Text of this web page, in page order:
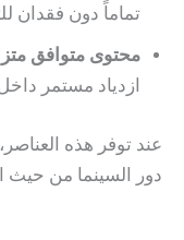
تماماً دون فقدان
محتوى متوافق
ازدياد مستمر داخل
عند توفر هذه
دور السينما من حيث